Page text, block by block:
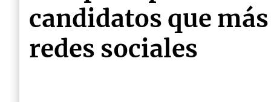
candidatos que
redes sociales